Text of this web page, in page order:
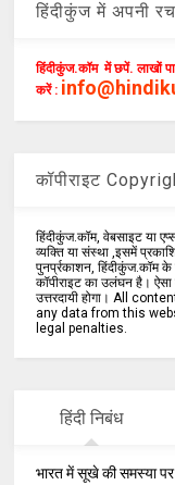
हिंदीकुंज में अपनी
हिंदीकुंज.कॉम में छपें. लाखों
करें :
कॉपीराइट
हिंदीकुंज.कॉम, वेबसाइट या
व्यक्ति या संस्था ,इसमें
पुनर्प्रकाशन, हिंदीकुंज.कॉम
कॉपीराइट का उलंघन है। ऐसा
उत्तरदायी होगा। All
any data from this
legal penalties.
हिंदी निबंध
भारत में सूखे की समस्या